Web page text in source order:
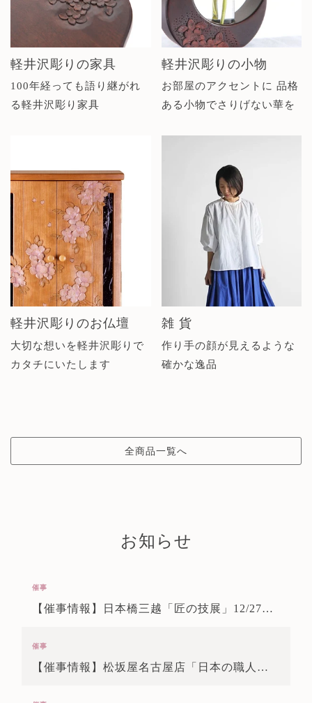
軽井沢彫りの家具
100年経っても語り継がれ
る軽井沢彫り家具
軽井沢彫りの小物
お部屋のアクセントに 品格
ある小物でさりげない華を
軽井沢彫りのお仏壇
大切な想いを軽井沢彫りで
カタチにいたします
雑 貨
作り手の顔が見えるような
確かな逸品
全商品一覧へ
お知らせ
催事
【催事情報】日本橋三越「匠の技展」12/27～1/5
催事
【催事情報】松坂屋名古屋店「日本の職人展」11/25～11/30、12/2～12/7